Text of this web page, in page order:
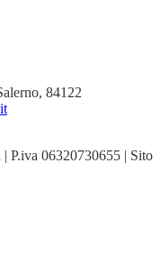
84122
P.iva 06320730655 | Sito